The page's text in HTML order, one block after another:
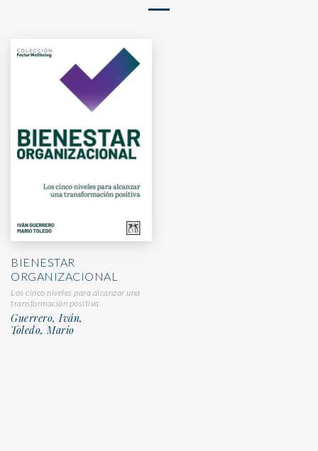
BIENESTAR
ORGANIZACIONAL
Los cinco niveles para alcanzar una
transformación positiva
Guerrero, Iván,
Toledo, Mario